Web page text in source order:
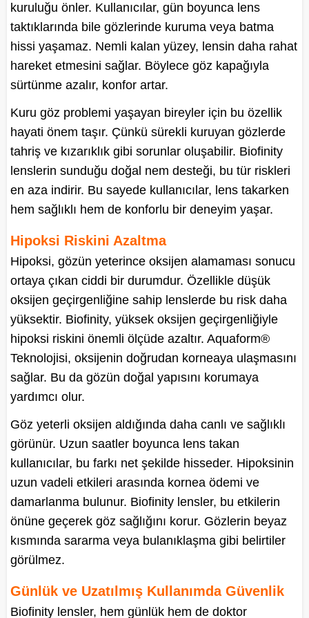
kuruluğu önler. Kullanıcılar, gün boyunca lens
taktıklarında bile gözlerinde kuruma veya batma
hissi yaşamaz. Nemli kalan yüzey, lensin daha rahat
hareket etmesini sağlar. Böylece göz kapağıyla
sürtünme azalır, konfor artar.
Kuru göz problemi yaşayan bireyler için bu özellik
hayati önem taşır. Çünkü sürekli kuruyan gözlerde
tahriş ve kızarıklık gibi sorunlar oluşabilir. Biofinity
lenslerin sunduğu doğal nem desteği, bu tür riskleri
en aza indirir. Bu sayede kullanıcılar, lens takarken
hem sağlıklı hem de konforlu bir deneyim yaşar.
Hipoksi Riskini Azaltma
Hipoksi, gözün yeterince oksijen alamaması sonucu
ortaya çıkan ciddi bir durumdur. Özellikle düşük
oksijen geçirgenliğine sahip lenslerde bu risk daha
yüksektir. Biofinity, yüksek oksijen geçirgenliğiyle
hipoksi riskini önemli ölçüde azaltır. Aquaform®
Teknolojisi, oksijenin doğrudan korneaya ulaşmasını
sağlar. Bu da gözün doğal yapısını korumaya
yardımcı olur.
Göz yeterli oksijen aldığında daha canlı ve sağlıklı
görünür. Uzun saatler boyunca lens takan
kullanıcılar, bu farkı net şekilde hisseder. Hipoksinin
uzun vadeli etkileri arasında kornea ödemi ve
damarlanma bulunur. Biofinity lensler, bu etkilerin
önüne geçerek göz sağlığını korur. Gözlerin beyaz
kısmında sararma veya bulanıklaşma gibi belirtiler
görülmez.
Günlük ve Uzatılmış Kullanımda Güvenlik
Biofinity lensler, hem günlük hem de doktor